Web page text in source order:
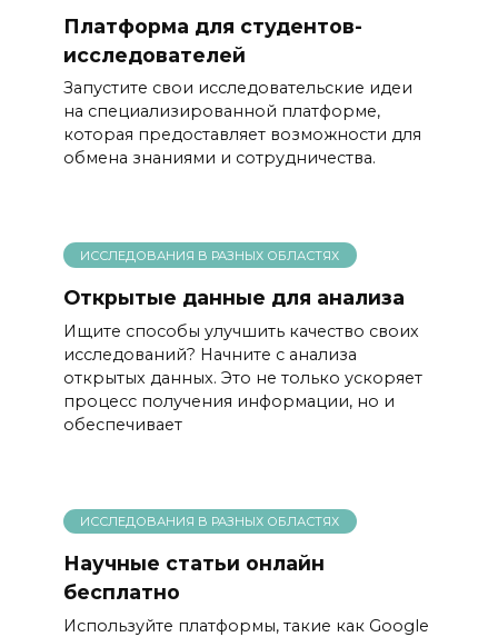
Платформа для студентов-
исследователей
Запустите свои исследовательские идеи
на специализированной платформе,
которая предоставляет возможности для
обмена знаниями и сотрудничества.
ИССЛЕДОВАНИЯ В РАЗНЫХ ОБЛАСТЯХ
Открытые данные для анализа
Ищите способы улучшить качество своих
исследований? Начните с анализа
открытых данных. Это не только ускоряет
процесс получения информации, но и
обеспечивает
ИССЛЕДОВАНИЯ В РАЗНЫХ ОБЛАСТЯХ
Научные статьи онлайн
бесплатно
Используйте платформы, такие как Google